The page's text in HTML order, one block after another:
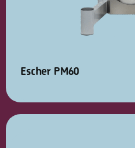
Escher PM60